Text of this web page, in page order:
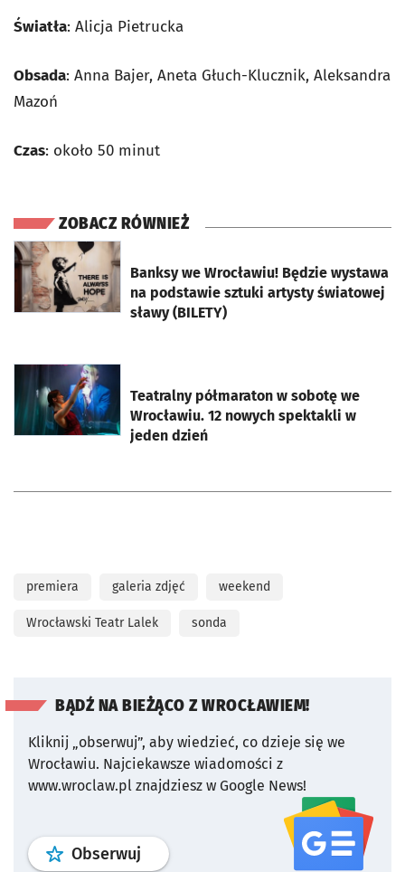
Światła: Alicja Pietrucka
Obsada: Anna Bajer, Aneta Głuch-Klucznik, Aleksandra
Mazoń
Czas: około 50 minut
ZOBACZ RÓWNIEŻ
Banksy we Wrocławiu! Będzie wystawa
na podstawie sztuki artysty światowej
sławy (BILETY)
otworzy się w nowej karcie
Teatralny półmaraton w sobotę we
Wrocławiu. 12 nowych spektakli w
jeden dzień
otworzy się w nowej karcie
premiera galeria zdjęć weekend
Wrocławski Teatr Lalek sonda
BĄDŹ NA BIEŻĄCO Z WROCŁAWIEM!
Kliknij „obserwuj”, aby wiedzieć, co dzieje się we
Wrocławiu. Najciekawsze wiadomości z
www.wroclaw.pl znajdziesz w Google News!
Obserwuj profil serwisu